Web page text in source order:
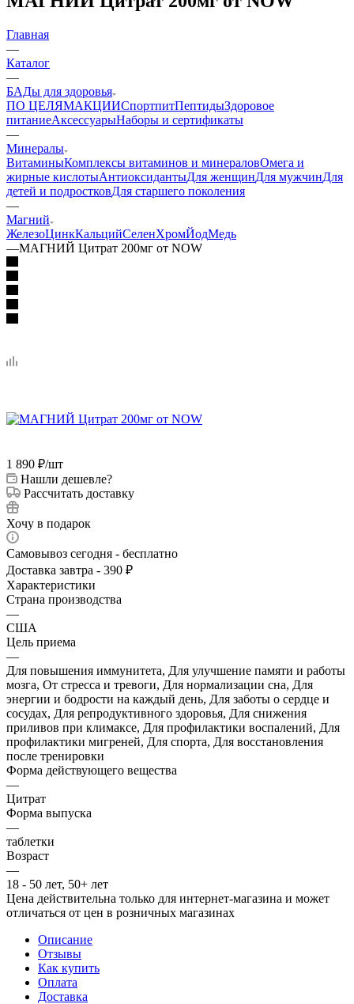
Главная
—
Каталог
—
БАДы для здоровья
ПО ЦЕЛЯМАКЦИИСпортпитПептидыЗдоровое
питаниеАксессуарыНаборы и сертификаты
—
Минералы
ВитаминыКомплексы витаминов и минераловОмега и
жирные кислотыАнтиоксидантыДля женщинДля мужчинДля
детей и подростковДля старшего поколения
—
Магний
ЖелезоЦинкКальцийСеленХромЙодМедь
—МАГНИЙ Цитрат 200мг от NOW
1 890 ₽/шт
Нашли дешевле?
Рассчитать доставку
Хочу в подарок
Самовывоз сегодня - бесплатно
Доставка завтра - 390 ₽
Характеристики
Страна производства
—
США
Цель приема
—
Для повышения иммунитета, Для улучшение памяти и работы
мозга, От стресса и тревоги, Для нормализации сна, Для
энергии и бодрости на каждый день, Для заботы о сердце и
сосудах, Для репродуктивного здоровья, Для снижения
приливов при климаксе, Для профилактики воспалений, Для
профилактики мигреней, Для спорта, Для восстановления
после тренировки
Форма действующего вещества
—
Цитрат
Форма выпуска
—
таблетки
Возраст
—
18 - 50 лет, 50+ лет
Цена действительна только для интернет-магазина и может
отличаться от цен в розничных магазинах
Описание
Отзывы
Как купить
Оплата
Доставка